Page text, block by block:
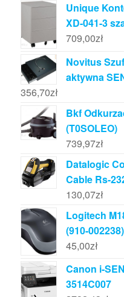
Unique
XD-041-3
709,00zł
Novitus
aktywna
356,70zł
Bkf
(T0SOLEO)
739,97zł
Datalogic
Cable Rs-
130,07zł
Logitech
(910-002238)
45,00zł
Canon i-
3514C007